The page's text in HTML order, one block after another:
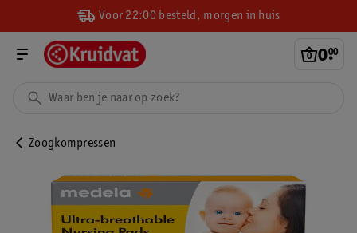
Voor 22:00 besteld, morgen in huis
0.
00
Zoogkompressen